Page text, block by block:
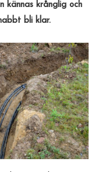
kännas krånglig och
bli klar.